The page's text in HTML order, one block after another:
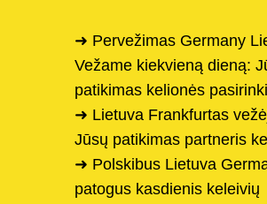
➜ Pervežimas Germany
Vežame kiekvieną dieną:
patikimas kelionės
➜ Lietuva Frankfurtas
Jūsų patikimas partneris
➜ Polskibus Lietuva
patogus kasdienis keleivių